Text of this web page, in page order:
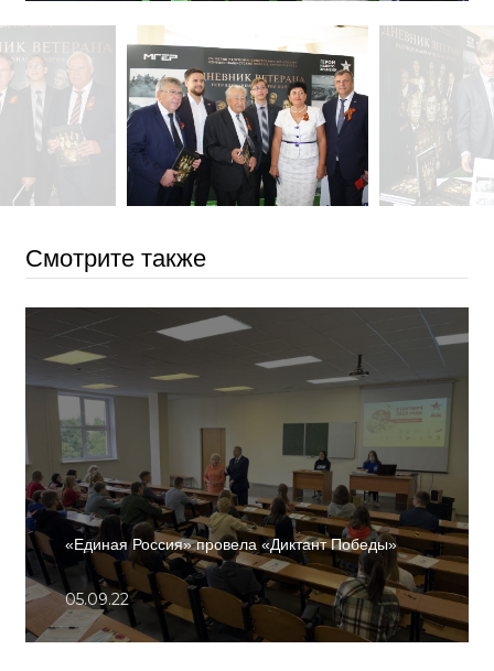
Смотрите также
«Единая Россия» провела «Диктант Победы»
05.09.22